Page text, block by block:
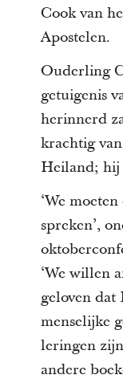
Cook van
Apostelen.
Ouderling
getuigenis
herinnerd
krachtig
Heiland; hij
‘We
spreken’,
‘We willen
geloven
menselijke
leringen
andere